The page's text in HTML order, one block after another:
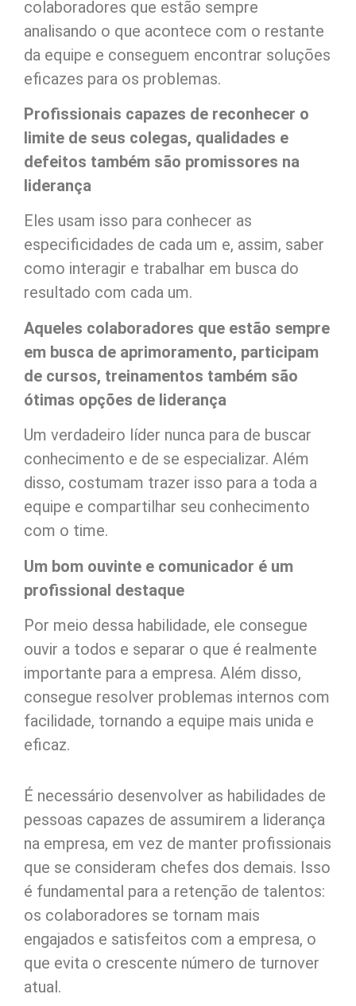
colaboradores que estão sempre
analisando o que acontece com o restante
da equipe e conseguem encontrar soluções
eficazes para os problemas.
Profissionais capazes de reconhecer o
limite de seus colegas, qualidades e
defeitos também são promissores na
liderança
Eles usam isso para conhecer as
especificidades de cada um e, assim, saber
como interagir e trabalhar em busca do
resultado com cada um.
Aqueles colaboradores que estão sempre
em busca de aprimoramento, participam
de cursos, treinamentos também são
ótimas opções de liderança
Um verdadeiro líder nunca para de buscar
conhecimento e de se especializar. Além
disso, costumam trazer isso para a toda a
equipe e compartilhar seu conhecimento
com o time.
Um bom ouvinte e comunicador é um
profissional destaque
Por meio dessa habilidade, ele consegue
ouvir a todos e separar o que é realmente
importante para a empresa. Além disso,
consegue resolver problemas internos com
facilidade, tornando a equipe mais unida e
eficaz.
É necessário desenvolver as habilidades de
pessoas capazes de assumirem a liderança
na empresa, em vez de manter profissionais
que se consideram chefes dos demais. Isso
é fundamental para a retenção de talentos:
os colaboradores se tornam mais
engajados e satisfeitos com a empresa, o
que evita o crescente número de turnover
atual.